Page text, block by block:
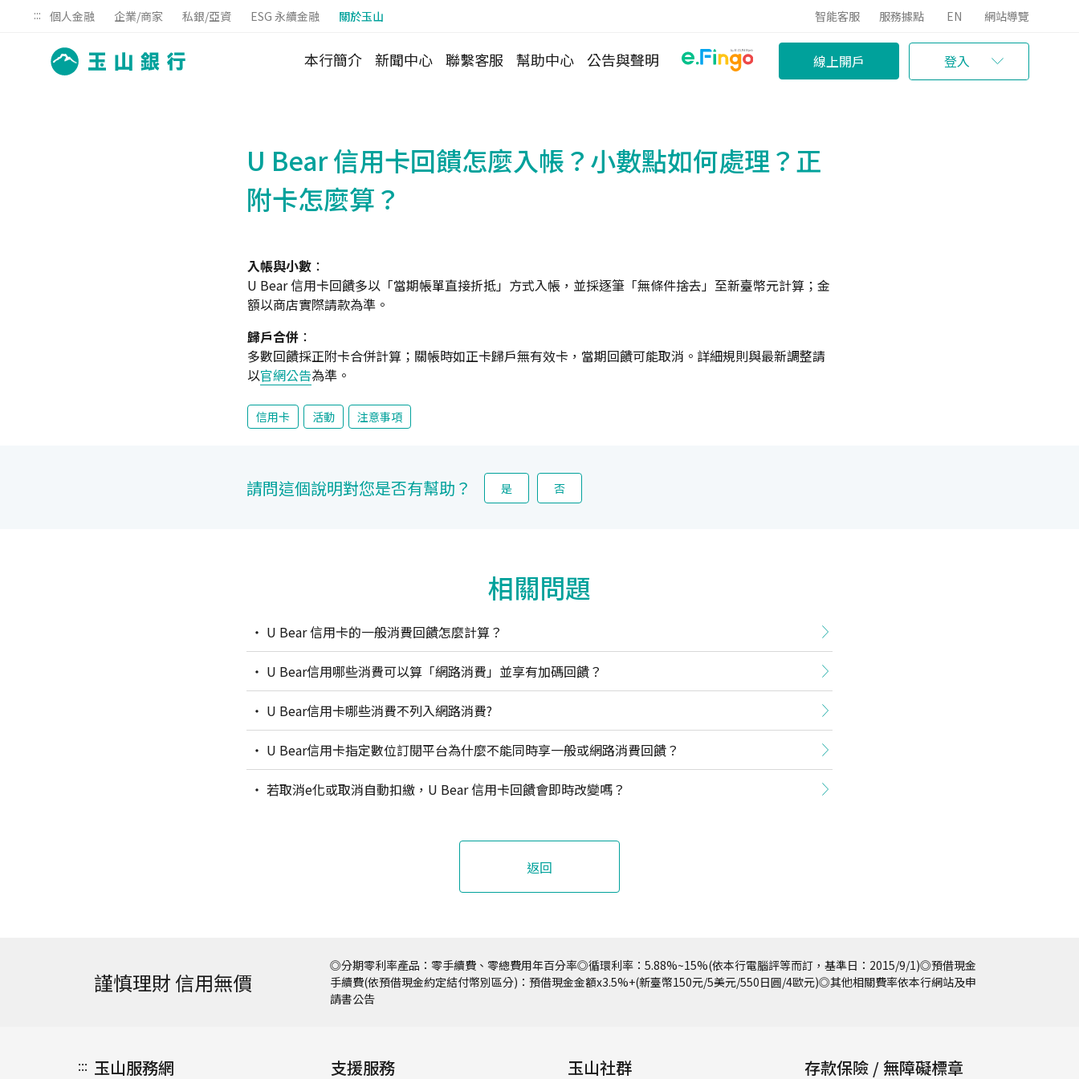
::: 個人金融 企業/商家 私銀/亞資 ESG 永續金融 關於玉山 智能客服 服務據點 EN 網站導覽
本行簡介 新聞中心 聯繫客服 幫助中心 公告與聲明 線上開戶 登入
U Bear 信用卡回饋怎麼入帳？小數點如何處理？正
附卡怎麼算？
入帳與小數 ：
U Bear 信用卡回饋多以「當期帳單直接折抵」方式入帳，並採逐筆「無條件捨去」至新臺幣元計算；金
額以商店實際請款為準。
歸戶合併 ：
多數回饋採正附卡合併計算；關帳時如正卡歸戶無有效卡，當期回饋可能取消。詳細規則與最新調整請
以官網公告為準。
信用卡 活動 注意事項
請問這個說明對您是否有幫助？ 是 否
相關問題
U Bear 信用卡的一般消費回饋怎麼計算？
U Bear信用哪些消費可以算「網路消費」並享有加碼回饋？
U Bear信用卡哪些消費不列入網路消費?
U Bear信用卡指定數位訂閱平台為什麼不能同時享一般或網路消費回饋？
若取消e化或取消自動扣繳，U Bear 信用卡回饋會即時改變嗎？
返回
謹慎理財 信用無價
◎分期零利率產品：零手續費、零總費用年百分率◎循環利率：5.88%~15%(依本行電腦評等而訂，基準日：2015/9/1)◎預借現金
手續費(依預借現金約定結付幣別區分)：預借現金金額x3.5%+(新臺幣150元/5美元/550日圓/4歐元)◎其他相關費率依本行網站及申
請書公告
::: 玉山服務網 支援服務 玉山社群 存款保險 / 無障礙標章